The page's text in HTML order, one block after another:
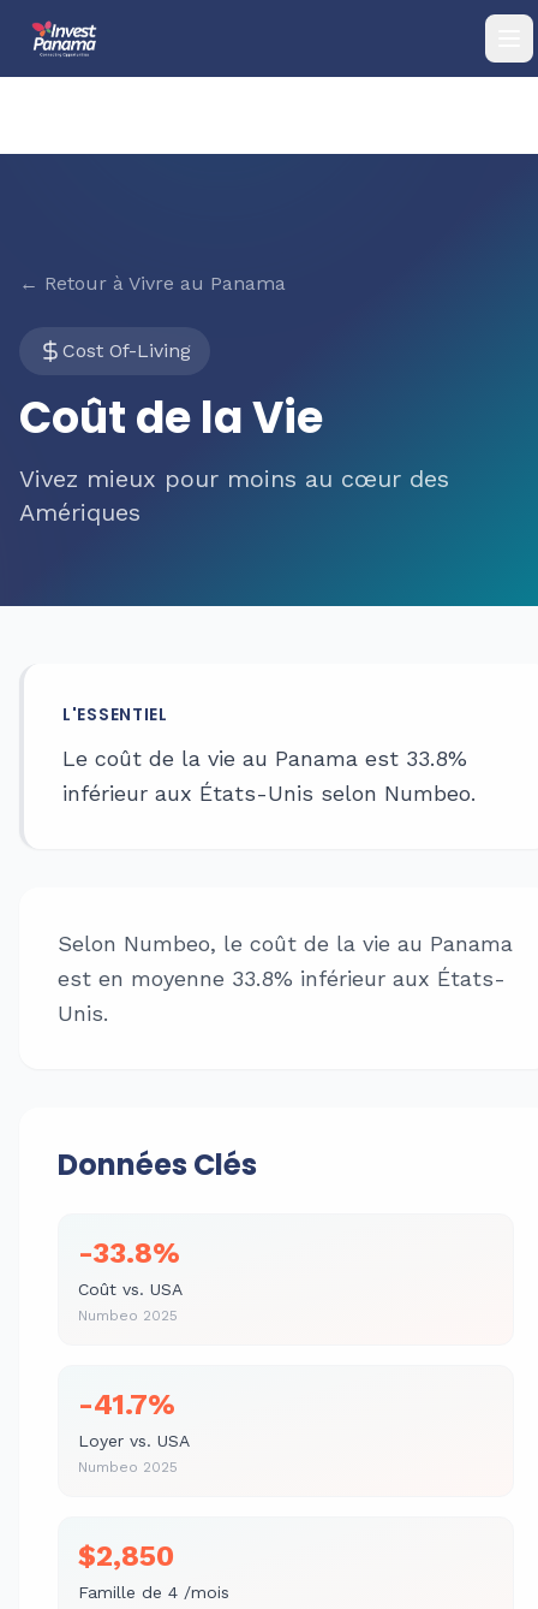
← Retour à Vivre au Panama
Cost Of-Living
Coût de la Vie
Vivez mieux pour moins au cœur des
Amériques
L'ESSENTIEL
Le coût de la vie au Panama est 33.8%
inférieur aux États-Unis selon Numbeo.
Selon Numbeo, le coût de la vie au Panama
est en moyenne 33.8% inférieur aux États-
Unis.
Données Clés
-33.8%
Coût vs. USA
Numbeo 2025
-41.7%
Loyer vs. USA
Numbeo 2025
$2,850
Famille de 4 /mois